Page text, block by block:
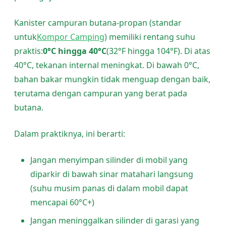
Kanister campuran butana-propan (standar
untukKompor Camping) memiliki rentang suhu
praktis:0°C hingga 40°C(32°F hingga 104°F). Di atas
40°C, tekanan internal meningkat. Di bawah 0°C,
bahan bakar mungkin tidak menguap dengan baik,
terutama dengan campuran yang berat pada
butana.
Dalam praktiknya, ini berarti:
Jangan menyimpan silinder di mobil yang
diparkir di bawah sinar matahari langsung
(suhu musim panas di dalam mobil dapat
mencapai 60°C+)
Jangan meninggalkan silinder di garasi yang